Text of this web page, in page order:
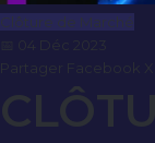
Clôture de Marché